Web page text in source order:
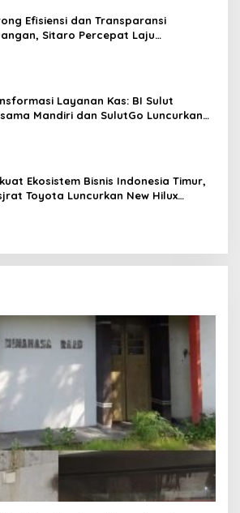
Efisiensi dan Transparansi
Sitaro Percepat Laju
Layanan Kas: BI Sulut
Mandiri dan SulutGo Luncurkan
Ekosistem Bisnis Indonesia Timur,
Toyota Luncurkan New Hilux